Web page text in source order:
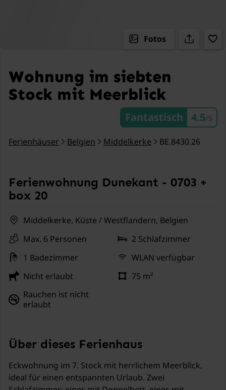
Fotos
Wohnung im siebten
Stock mit Meerblick
Fantastisch 4.5/5
Ferienhäuser Belgien Middelkerke BE.8430.26
Ferienwohnung Dunekant - 0703 +
box 20
Middelkerke, Küste / Westflandern, Belgien
Max. 6 Personen
2 Schlafzimmer
1 Badezimmer
WLAN verfügbar
Nicht erlaubt
75 m²
Rauchen ist nicht
erlaubt
Über dieses Ferienhaus
Eckwohnung im 7. Stock mit herrlichem Meerblick,
ideal für einen entspannten Urlaub. Zwei